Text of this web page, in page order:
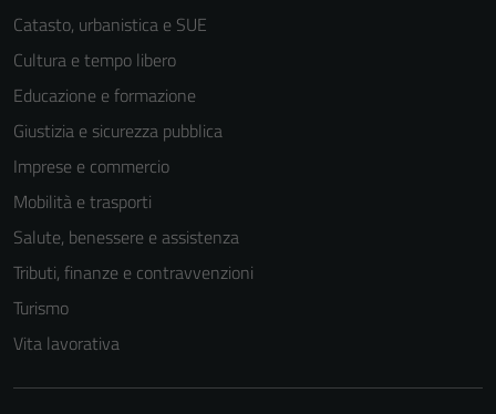
Catasto, urbanistica e SUE
Cultura e tempo libero
Educazione e formazione
Giustizia e sicurezza pubblica
Imprese e commercio
Mobilità e trasporti
Salute, benessere e assistenza
Tributi, finanze e contravvenzioni
Turismo
Vita lavorativa